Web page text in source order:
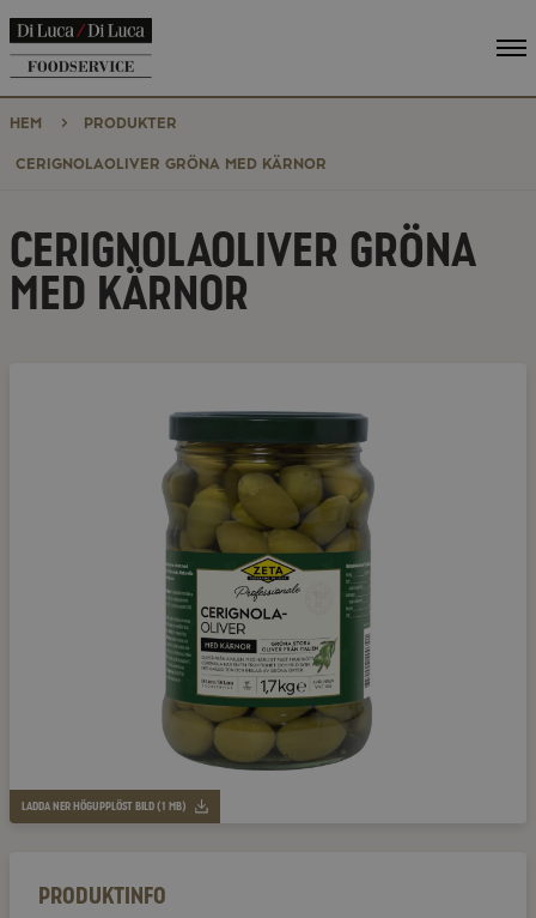
HEM PRODUKTER
CERIGNOLAOLIVER GRÖNA MED KÄRNOR
CERIGNOLAOLIVER GRÖNA
MED KÄRNOR
LADDA NER HÖGUPPLÖST BILD (1 MB)
Produktinfo